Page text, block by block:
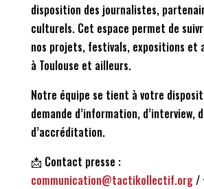
disposition des journalistes,
culturels. Cet espace permet de
nos projets, festivals, expositions et
à Toulouse et ailleurs.
Notre équipe se tient à votre
demande d’information, d’interview,
d’accréditation.
📩 Contact presse :
communication@tactikollectif.org/